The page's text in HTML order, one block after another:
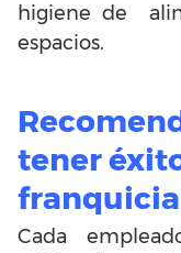
higiene de
espacios.
tener
franquicia
Cada